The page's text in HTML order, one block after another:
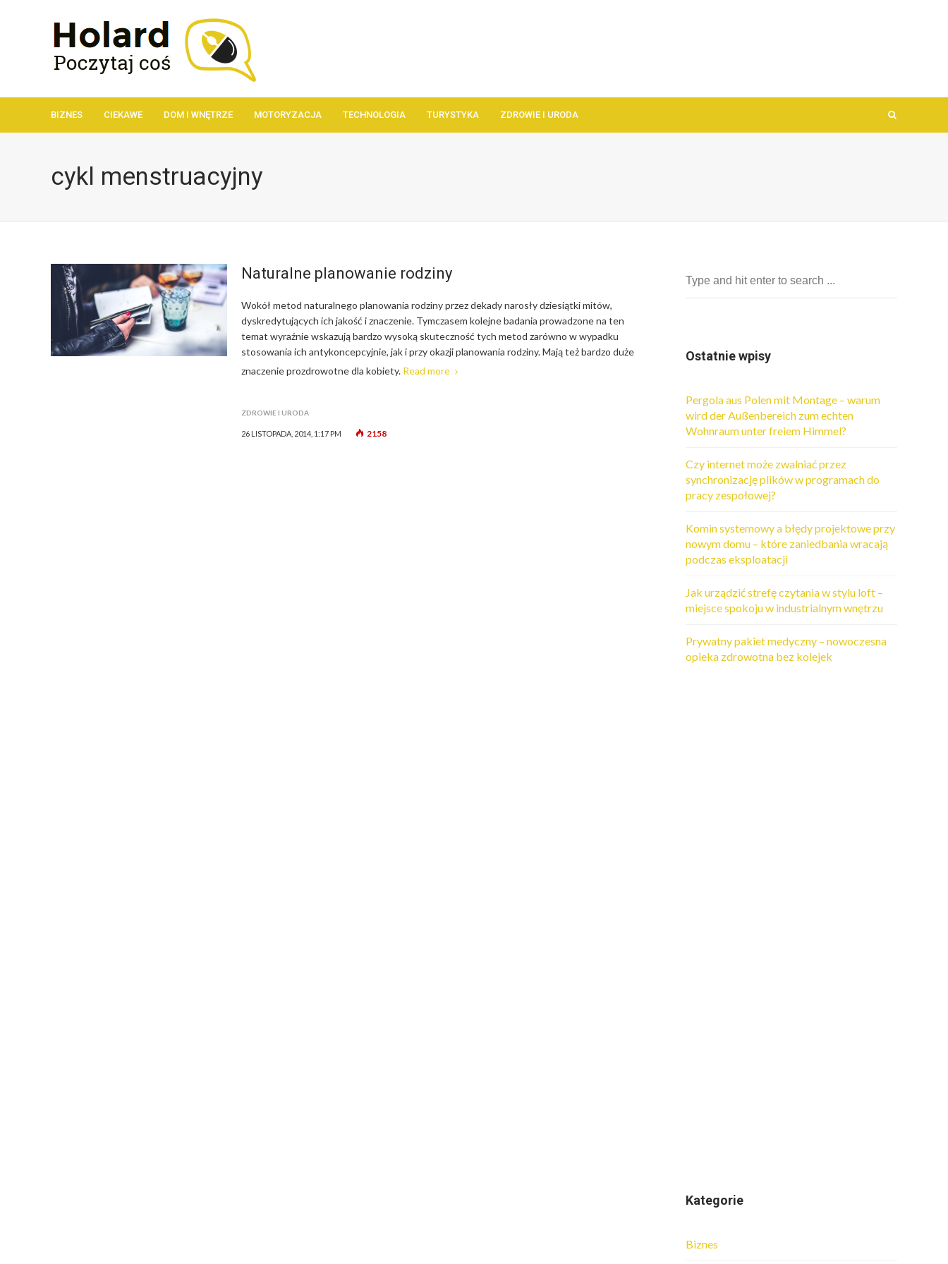
BIZNES CIEKAWE DOM I WNĘTRZE MOTORYZACJA TECHNOLOGIA TURYSTYKA ZDROWIE I URODA
cykl menstruacyjny
Naturalne planowanie rodziny
Wokół metod naturalnego planowania rodziny przez dekady narosły dziesiątki mitów,
dyskredytujących ich jakość i znaczenie. Tymczasem kolejne badania prowadzone na ten
temat wyraźnie wskazują bardzo wysoką skuteczność tych metod zarówno w wypadku
stosowania ich antykoncepcyjnie, jak i przy okazji planowania rodziny. Mają też bardzo duże
znaczenie prozdrowotne dla kobiety. Read more
ZDROWIE I URODA
26 LISTOPADA, 2014, 1:17 PM 2158
Ostatnie wpisy
Pergola aus Polen mit Montage – warum
wird der Außenbereich zum echten
Wohnraum unter freiem Himmel?
Czy internet może zwalniać przez
synchronizację plików w programach do
pracy zespołowej?
Komin systemowy a błędy projektowe przy
nowym domu – które zaniedbania wracają
podczas eksploatacji
Jak urządzić strefę czytania w stylu loft –
miejsce spokoju w industrialnym wnętrzu
Prywatny pakiet medyczny – nowoczesna
opieka zdrowotna bez kolejek
Kategorie
Biznes